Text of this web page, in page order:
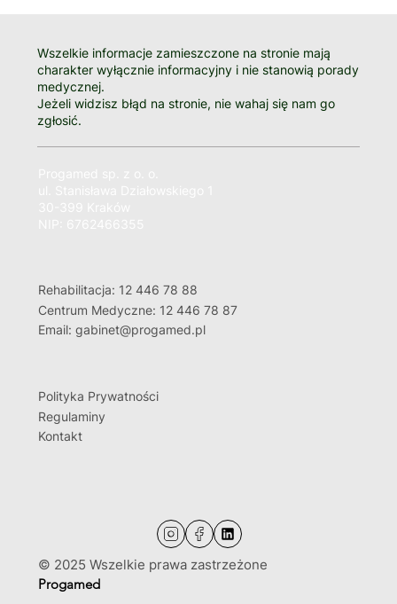
Wszelkie informacje zamieszczone na stronie mają
charakter wyłącznie informacyjny i nie stanowią porady
medycznej.
Jeżeli widzisz błąd na stronie, nie wahaj się nam go
zgłosić.
Rehabilitacja: 12 446 78 88
Centrum Medyczne: 12 446 78 87
Email: gabinet@progamed.pl
© 2025 Wszelkie prawa zastrzeżone
Progamed
Polityka Prywatności
Regulaminy
Kontakt